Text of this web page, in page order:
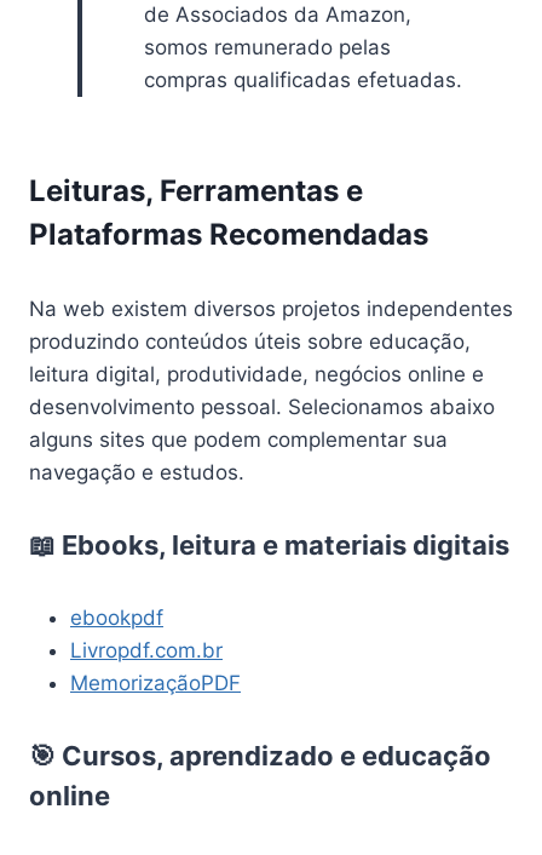
de Associados da Amazon,
somos remunerado pelas
compras qualificadas efetuadas.
Leituras, Ferramentas e
Plataformas Recomendadas
Na web existem diversos projetos independentes
produzindo conteúdos úteis sobre educação,
leitura digital, produtividade, negócios online e
desenvolvimento pessoal. Selecionamos abaixo
alguns sites que podem complementar sua
navegação e estudos.
📖 Ebooks, leitura e materiais digitais
ebookpdf
Livropdf.com.br
MemorizaçãoPDF
🎯 Cursos, aprendizado e educação
online